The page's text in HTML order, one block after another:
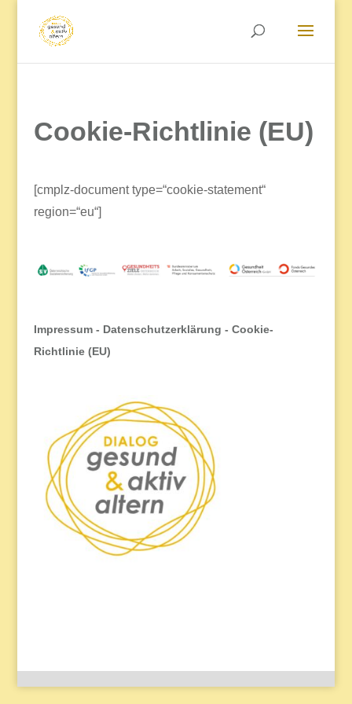
Cookie-Richtlinie (EU)
[cmplz-document type=“cookie-statement“
region=“eu“]
Impressum- Datenschutzerklärung - Cookie-
Richtlinie (EU)